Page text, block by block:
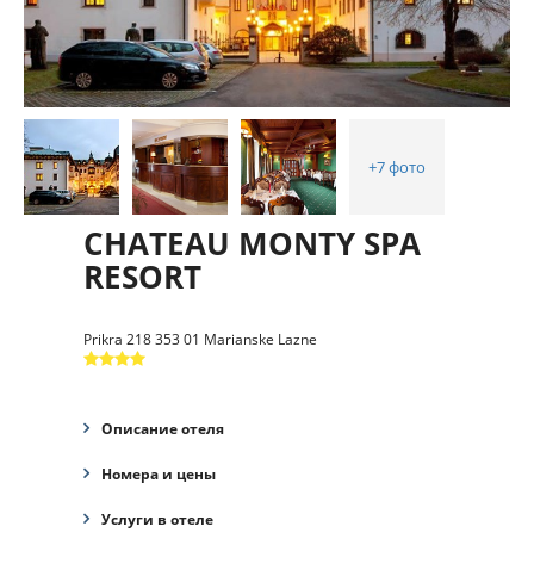
+7 фото
CHATEAU MONTY SPA
RESORT
Prikra 218 353 01 Marianske Lazne
Описание отеля
Номера и цены
Услуги в отеле